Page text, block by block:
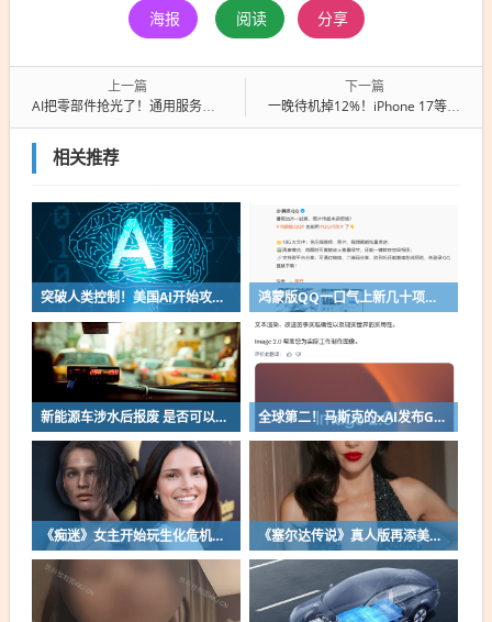
海报 阅读 分享
上一篇
AI把零部件抢光了！通用服务器被卡哭：PCB/CPU交期排到明年
下一篇
一晚待机掉12%！iPhone 17等升级系统后引果粉吐槽 掉电巨快：苹果给说明
相关推荐
突破人类控制！美国AI开始攻击真人了 鸿蒙版QQ一口气上新几十项功能：10G文件可传微信好友
新能源车涉水后报废 是否可以全损理赔 全球第二！马斯克的xAI发布Grok Imagine Image 2.0模型：AI生图/编辑能力大增
《痴迷》女主开始玩生化危机了！自曝有参演机会 《塞尔达传说》真人版再添美女！曾出演冯小刚电影